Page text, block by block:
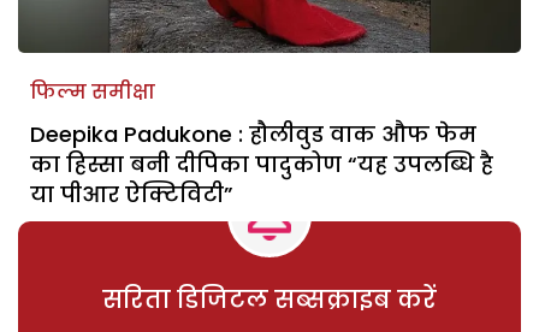
फिल्म समीक्षा
Deepika Padukone : हौलीवुड वाक औफ फेम
का हिस्सा बनी दीपिका पादुकोण “यह उपलब्धि है
या पीआर ऐक्टिविटी”
सरिता डिजिटल सब्सक्राइब करें